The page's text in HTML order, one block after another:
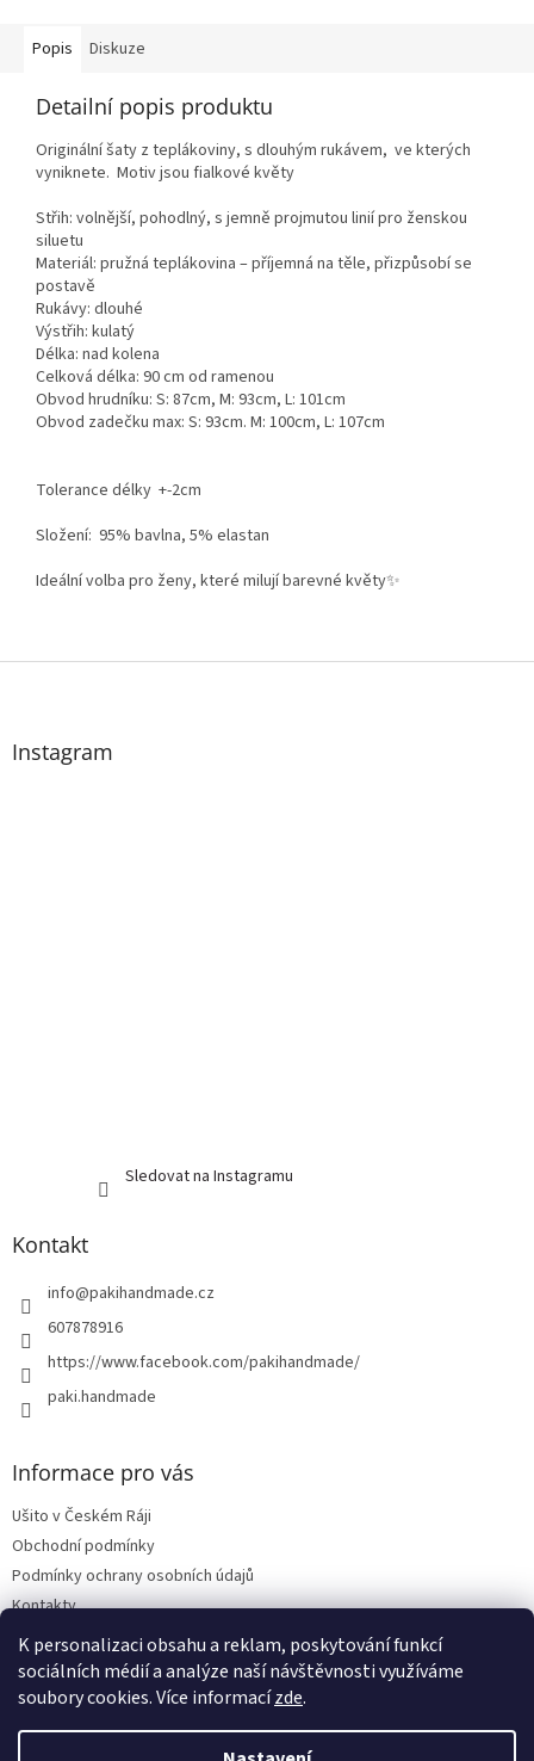
K personalizaci obsahu a reklam, poskytování funkcí
sociálních médií a analýze naší návštěvnosti využíváme
soubory cookies. Více informacízde.
Popis Diskuze
Detailní popis produktu
Originální šaty z teplákoviny, s dlouhým rukávem, ve kterých
vyniknete. Motiv jsou fialkové květy
Střih: volnější, pohodlný, s jemně projmutou linií pro ženskou
siluetu
Materiál: pružná teplákovina – příjemná na těle, přizpůsobí se
postavě
Rukávy: dlouhé
Výstřih: kulatý
Délka: nad kolena
Celková délka: 90 cm od ramenou
Obvod hrudníku: S: 87cm, M: 93cm, L: 101cm
Obvod zadečku max: S: 93cm. M: 100cm, L: 107cm
Tolerance délky +-2cm
Složení: 95% bavlna, 5% elastan
Ideální volba pro ženy, které milují barevné květy✨
Z
Instagram
Sledovat na Instagramu
Kontakt
info@pakihandmade.cz
607878916
https://www.facebook.com/pakihandmade/
paki.handmade
Informace pro vás
Ušito v Českém Ráji
Obchodní podmínky
Podmínky ochrany osobních údajů
Kontakty
Vrácení zboží, reklamace